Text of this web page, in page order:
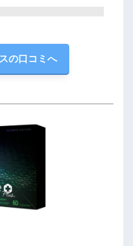
の口コミへ